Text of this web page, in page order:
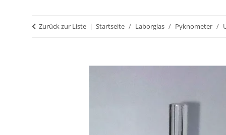
Zurück zur Liste Startseite Laborglas Pyknometer